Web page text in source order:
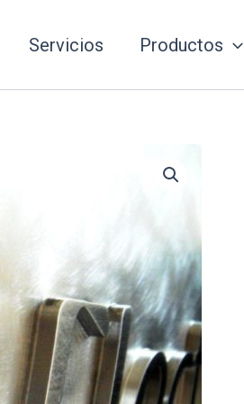
Servicios Productos